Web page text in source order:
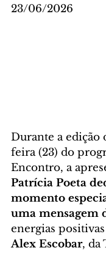
23/06/2026
Durante a edição
feira (23) do
Encontro, a
Patrícia Poeta
momento
uma mensagem
energias
Alex Escobar, da